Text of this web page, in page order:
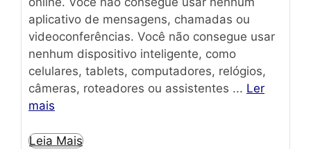
aplicativo de mensagens, chamadas ou
videoconferências. Você não consegue usar
nenhum dispositivo inteligente, como
celulares, tablets, computadores, relógios,
câmeras, roteadores ou assistentes ... Ler
mais
Leia Mais